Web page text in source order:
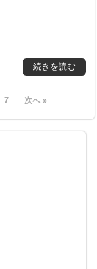
続きを読む
7 次へ »